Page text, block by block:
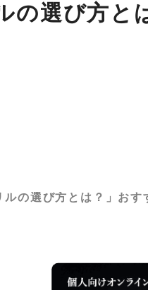
の選び方と
の選び方とは？」おす